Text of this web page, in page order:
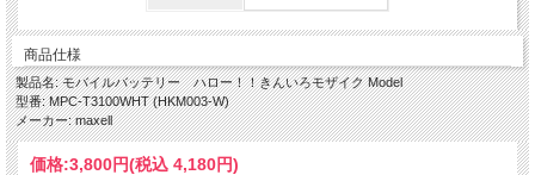
商品仕様
製品名: モバイルバッテリー ハロー！！きんいろモザイク Model
型番: MPC-T3100WHT (HKM003-W)
メーカー: maxell
価格:3,800円(税込 4,180円)